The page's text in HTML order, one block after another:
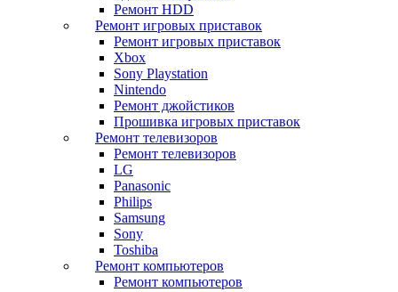
Ремонт HDD
Ремонт игровых приставок
Ремонт игровых приставок
Xbox
Sony Playstation
Nintendo
Ремонт джойстиков
Прошивка игровых приставок
Ремонт телевизоров
Ремонт телевизоров
LG
Panasonic
Philips
Samsung
Sony
Toshiba
Ремонт компьютеров
Ремонт компьютеров